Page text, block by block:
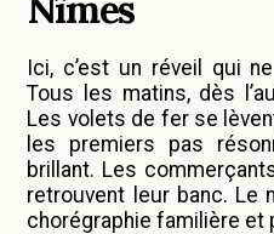
Ici, c’est un réveil qui
Tous les matins, dès
Les volets de fer se
les premiers pas
brillant. Les
retrouvent leur banc. Le
chorégraphie familière et